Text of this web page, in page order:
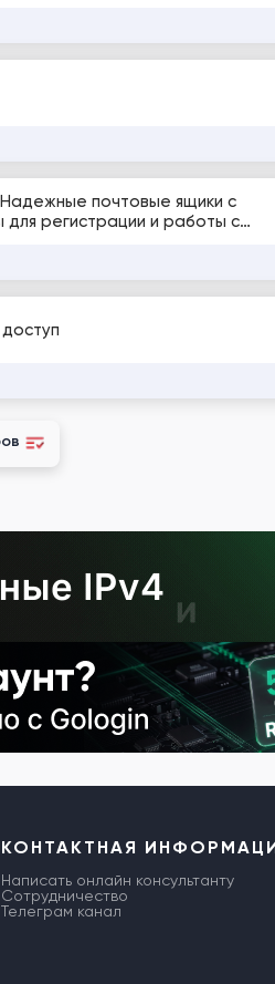
почтовые ящики с
для регистрации и работы с
КОНТАКТНАЯ
Написать онлайн консультанту
Сотрудничество
Телеграм канал